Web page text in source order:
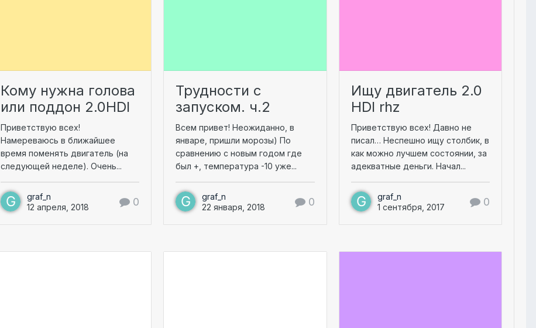
Кому нужна голова
или поддон 2.0HDI
Приветствую всех!
Намереваюсь в ближайшее
время поменять двигатель (на
следующей неделе). Очень...
graf_n
12 апреля, 2018
0
Трудности с
запуском. ч.2
Всем привет! Неожиданно, в
январе, пришли морозы) По
сравнению с новым годом где
был +, температура -10 уже...
graf_n
22 января, 2018
0
Ищу двигатель 2.0
HDI rhz
Приветствую всех! Давно не
писал… Неспешно ищу столбик, в
как можно лучшем состоянии, за
адекватные деньги. Начал...
graf_n
1 сентября, 2017
0